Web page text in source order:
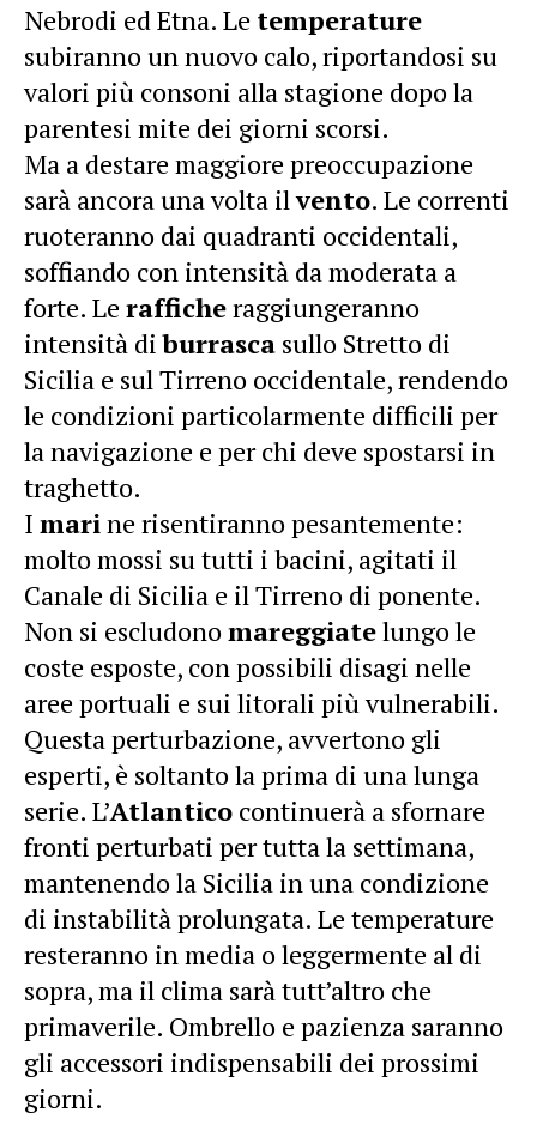
Nebrodi ed Etna. Le temperature
subiranno un nuovo calo, riportandosi su
valori più consoni alla stagione dopo la
parentesi mite dei giorni scorsi.
Ma a destare maggiore preoccupazione
sarà ancora una volta ilvento. Le correnti
ruoteranno dai quadranti occidentali,
soffiando con intensità da moderata a
forte. Le rafficheraggiungeranno
intensità diburrasca sullo Stretto di
Sicilia e sul Tirreno occidentale, rendendo
le condizioni particolarmente difficili per
la navigazione e per chi deve spostarsi in
traghetto.
I marine risentiranno pesantemente:
molto mossi su tutti i bacini, agitati il
Canale di Sicilia e il Tirreno di ponente.
Non si escludono mareggiatelungo le
coste esposte, con possibili disagi nelle
aree portuali e sui litorali più vulnerabili.
Questa perturbazione, avvertono gli
esperti, è soltanto la prima di una lunga
serie. L’Atlantico continuerà a sfornare
fronti perturbati per tutta la settimana,
mantenendo la Sicilia in una condizione
di instabilità prolungata. Le temperature
resteranno in media o leggermente al di
sopra, ma il clima sarà tutt’altro che
primaverile. Ombrello e pazienza saranno
gli accessori indispensabili dei prossimi
giorni.